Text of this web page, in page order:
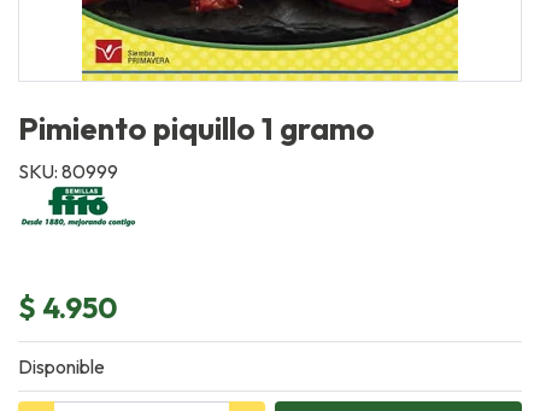
Pimiento piquillo 1 gramo
SKU: 80999
$ 4.950
Disponible